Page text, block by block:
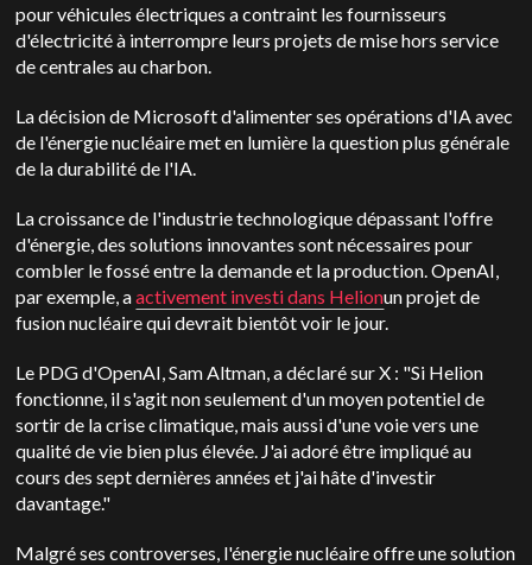
pour véhicules électriques a contraint les fournisseurs
d'électricité à interrompre leurs projets de mise hors service
de centrales au charbon.
La décision de Microsoft d'alimenter ses opérations d'IA avec
de l'énergie nucléaire met en lumière la question plus générale
de la durabilité de l'IA.
La croissance de l'industrie technologique dépassant l'offre
d'énergie, des solutions innovantes sont nécessaires pour
combler le fossé entre la demande et la production. OpenAI,
par exemple, aactivement investi dans Helionun projet de
fusion nucléaire qui devrait bientôt voir le jour.
Le PDG d'OpenAI, Sam Altman, a déclaré sur X : "Si Helion
fonctionne, il s'agit non seulement d'un moyen potentiel de
sortir de la crise climatique, mais aussi d'une voie vers une
qualité de vie bien plus élevée. J'ai adoré être impliqué au
cours des sept dernières années et j'ai hâte d'investir
davantage."
Malgré ses controverses, l'énergie nucléaire offre une solution